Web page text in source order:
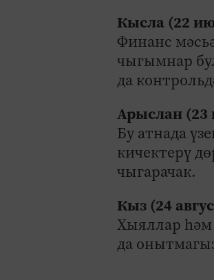
Кысла (22
Финанс
чыгымнар
да
Арыслан (23
Бу атнада
кичектерү
чыгарачак.
Кыз (24
Хыяллар һәм
да